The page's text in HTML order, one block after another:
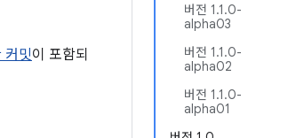
버전 1.1.0-
alpha03
버전 1.1.0-
alpha02
버전 1.1.0-
alpha01
커밋이 포함되